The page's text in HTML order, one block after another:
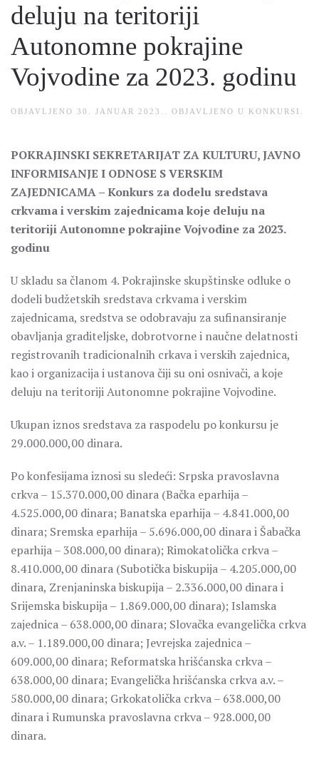
deluju na teritoriji
Autonomne pokrajine
Vojvodine za 2023. godinu
OBJAVLJENO 30. JANUAR 2023. . OBJAVLJENO U KONKURSI
POKRAJINSKI SEKRETARIJAT ZA KULTURU, JAVNO
INFORMISANJE I ODNOSE S VERSKIM
ZAJEDNICAMA – Konkurs za dodelu sredstava
crkvama i verskim zajednicama koje deluju na
teritoriji Autonomne pokrajine Vojvodine za 2023.
godinu
U skladu sa članom 4. Pokrajinske skupštinske odluke o
dodeli budžetskih sredstava crkvama i verskim
zajednicama, sredstva se odobravaju za sufinansiranje
obavljanja graditeljske, dobrotvorne i naučne delatnosti
registrovanih tradicionalnih crkava i verskih zajednica,
kao i organizacija i ustanova čiji su oni osnivači, a koje
deluju na teritoriji Autonomne pokrajine Vojvodine.
Ukupan iznos sredstava za raspodelu po konkursu je
29.000.000,00 dinara.
Po konfesijama iznosi su sledeći: Srpska pravoslavna
crkva – 15.370.000,00 dinara (Bačka eparhija –
4.525.000,00 dinara; Banatska eparhija – 4.841.000,00
dinara; Sremska eparhija – 5.696.000,00 dinara i Šabačka
eparhija – 308.000,00 dinara); Rimokatolička crkva –
8.410.000,00 dinara (Subotička biskupija – 4.205.000,00
dinara, Zrenjaninska biskupija – 2.336.000,00 dinara i
Srijemska biskupija – 1.869.000,00 dinara); Islamska
zajednica – 638.000,00 dinara; Slovačka evangelička crkva
a.v. – 1.189.000,00 dinara; Jevrejska zajednica –
609.000,00 dinara; Reformatska hrišćanska crkva –
638.000,00 dinara; Evangelička hrišćanska crkva a.v. –
580.000,00 dinara; Grkokatolička crkva – 638.000,00
dinara i Rumunska pravoslavna crkva – 928.000,00
dinara.